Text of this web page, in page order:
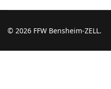
© 2026 FFW Bensheim-ZELL.